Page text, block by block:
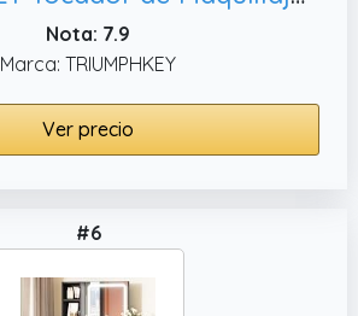
Nota: 7.9
Marca: TRIUMPHKEY
Ver precio
#6